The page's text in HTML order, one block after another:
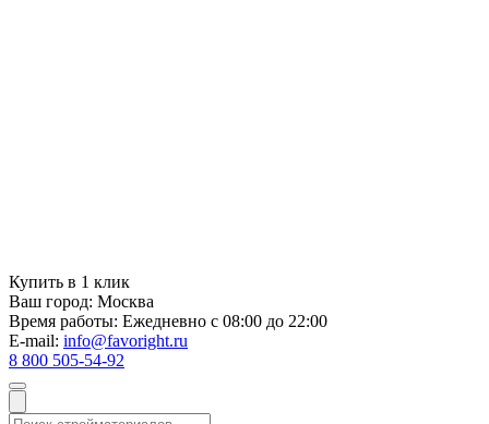
Купить в 1 клик
Ваш город: Москва
Время работы: Ежедневно с 08:00 до 22:00
E-mail: info@favoright.ru
8 800 505-54-92